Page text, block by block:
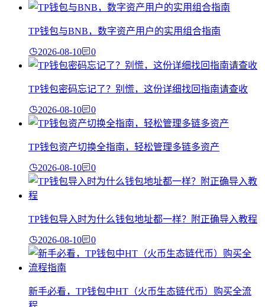
TP钱包与BNB，数字资产用户的实用组合指南
2026-08-10 0
TP钱包密码忘记了？别慌，这份详细找回指南请查收
2026-08-10 0
TP钱包资产切换全指南，轻松管理多链多资产
2026-08-10 0
TP钱包导入时为什么钱包地址都一样？附正确导入教程
2026-08-10 0
新手必看，TP钱包中HT（火币生态链代币）购买全流